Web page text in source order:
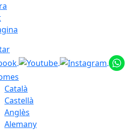
Català
Castellà
Anglès
Alemany